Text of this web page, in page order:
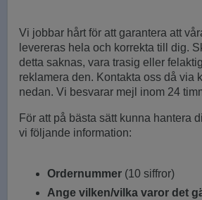
Vi jobbar hårt för att garantera att
levereras hela och korrekta till dig.
detta saknas, vara trasig eller
reklamera den. Kontakta oss då via
nedan. Vi besvarar mejl inom 24
För att på bästa sätt kunna hantera
vi följande information:
Ordernummer (10 siffror)
Ange vilken/vilka varor det